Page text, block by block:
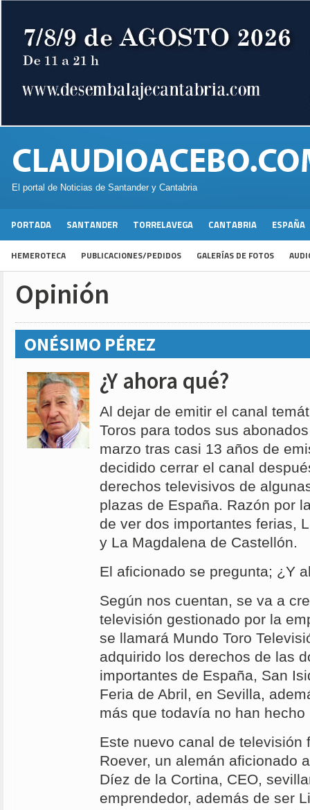
El portal de Noticias de Santander y Cantabria
PORTADA SANTANDER TORRELAVEGA CANTABRIA ESPAÑA
HEMEROTECA PUBLICACIONES/PEDIDOS GALERÍAS DE FOTOS
Opinión
ONÉSIMO PÉREZ
¿Y ahora qué?
Al dejar de emitir el canal
Toros para todos sus
marzo tras casi 13 años de
decidido cerrar el canal
derechos televisivos de
plazas de España. Razón por
de ver dos importantes ferias,
y La Magdalena de Castellón.
El aficionado se pregunta; ¿Y
Según nos cuentan, se va a
televisión gestionado por la
se llamará Mundo Toro
adquirido los derechos de las
importantes de España, San
Feria de Abril, en Sevilla,
más que todavía no han hecho
Este nuevo canal de televisión
Roever, un alemán aficionado
Díez de la Cortina, CEO,
emprendedor, además de ser